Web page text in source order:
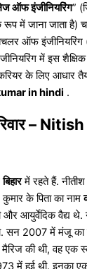
ऑफ इंजीनियरिंग”
रूप में जाना जाता है)
ऑफ इंजीनियरिंग
में इस शैक्षिक
के लिए आधार
in hindi .
–
बिहारमें रहते हैं.
के पिता का नाम
आयुर्वेदिक वैद्य थे.
सन 2007 में मंजू का
की थी, वह एक
में हुई थी. इनका